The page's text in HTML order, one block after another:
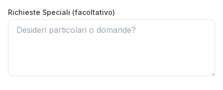
Richieste Speciali (facoltativo)